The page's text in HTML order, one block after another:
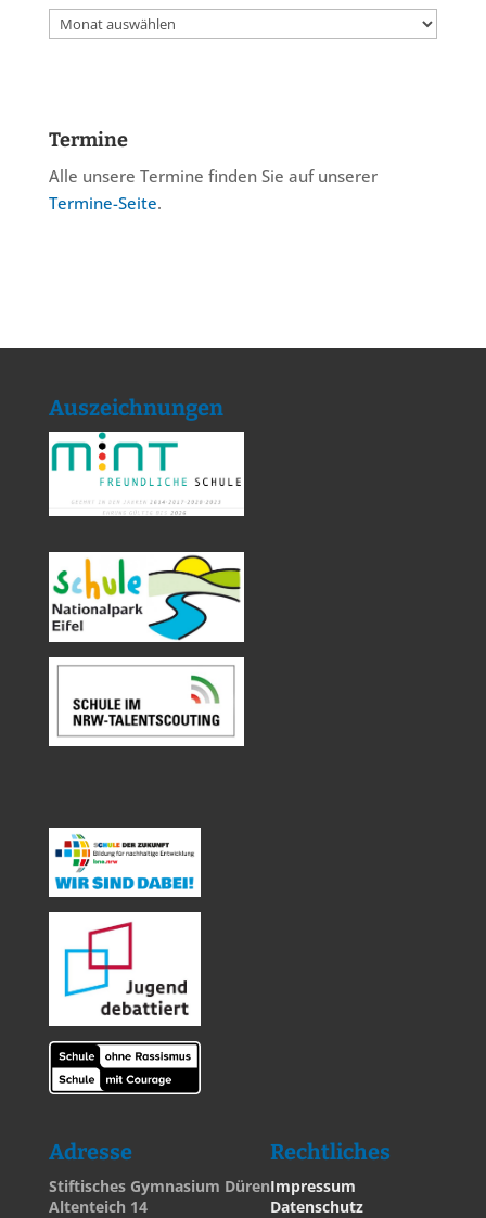
Archiv
Termine
Alle unsere Termine finden Sie auf unserer
Termine-Seite.
Auszeichnungen
Adresse
Stiftisches Gymnasium Düren
Altenteich 14
Rechtliches
Impressum
Datenschutz